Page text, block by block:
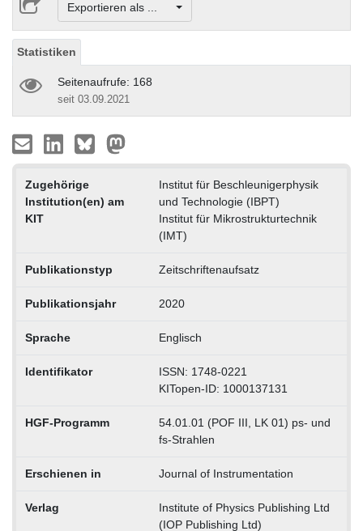
Exportieren als ...
Statistiken
Seitenaufrufe: 168
seit 03.09.2021
Zugehörige
Institution(en) am
KIT
Institut für Beschleunigerphysik
und Technologie (IBPT)
Institut für Mikrostrukturtechnik
(IMT)
Publikationstyp Zeitschriftenaufsatz
Publikationsjahr 2020
Sprache Englisch
Identifikator
ISSN: 1748-0221
KITopen-ID: 1000137131
HGF-Programm
54.01.01 (POF III, LK 01) ps- und
fs-Strahlen
Erschienen in Journal of Instrumentation
Verlag
Institute of Physics Publishing Ltd
(IOP Publishing Ltd)